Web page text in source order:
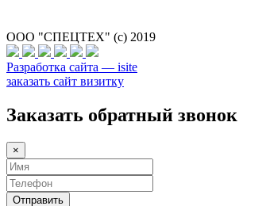
ООО "СПЕЦТЕХ" (с) 2019
Разработка сайта — isite
заказать сайт визитку
Заказать обратный звонок
×